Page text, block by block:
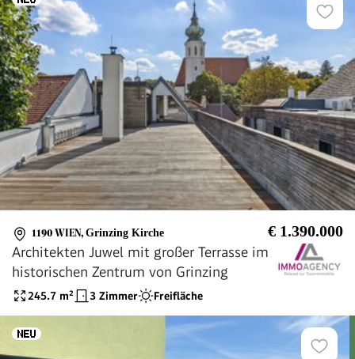
1190 WIEN, Grinzing Kirche € 1.390.000
Architekten Juwel mit großer Terrasse im
historischen Zentrum von Grinzing
245.7 m² 3 Zimmer Freifläche